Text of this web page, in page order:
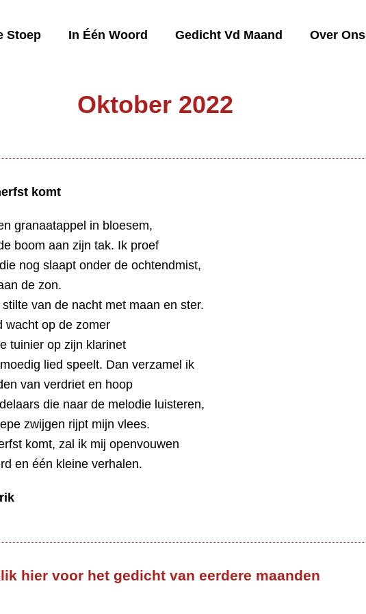
Stoep In Één Woord Gedicht Vd Maand Over Ons
Oktober 2022
komt
granaatappel in bloesem,
boom aan zijn tak. Ik proef
nog slaapt onder de ochtendmist,
de zon.
van de nacht met maan en ster.
wacht op de zomer
tuinier op zijn klarinet
lied speelt. Dan verzamel ik
van verdriet en hoop
die naar de melodie luisteren,
zwijgen rijpt mijn vlees.
komt, zal ik mij openvouwen
en één kleine verhalen.
hier voor het gedicht van eerdere maanden